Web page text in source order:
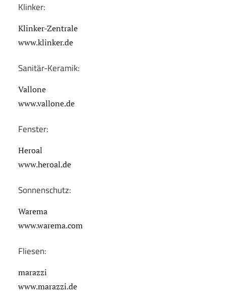
Klinker:
Klinker-Zentrale
www.klinker.de
Sanitär-Keramik:
Vallone
www.vallone.de
Fenster:
Heroal
www.heroal.de
Sonnenschutz:
Warema
www.warema.com
Fliesen:
marazzi
www.marazzi.de